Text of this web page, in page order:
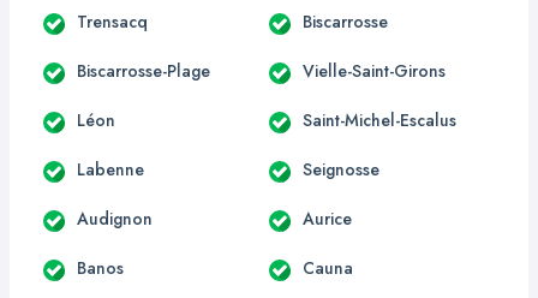
Trensacq Biscarrosse
Biscarrosse-Plage Vielle-Saint-Girons
Léon Saint-Michel-Escalus
Labenne Seignosse
Audignon Aurice
Banos Cauna